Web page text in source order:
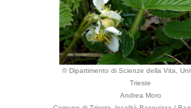
© Dipartimento di Scienze della Vita,
Trieste
Andrea Moro